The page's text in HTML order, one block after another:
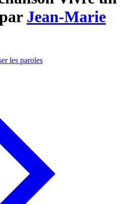
Jean-Marie
les paroles